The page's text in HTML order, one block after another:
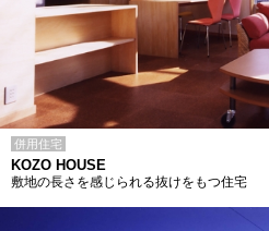
併用住宅
KOZO HOUSE
敷地の長さを感じられる抜けをもつ住宅